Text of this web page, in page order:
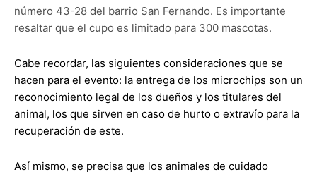
número 43-28 del barrio San Fernando. Es importante
resaltar que el cupo es limitado para 300 mascotas.
Cabe recordar, las siguientes consideraciones que se
hacen para el evento: la entrega de los microchips son un
reconocimiento legal de los dueños y los titulares del
animal, los que sirven en caso de hurto o extravío para la
recuperación de este.
Así mismo, se precisa que los animales de cuidado